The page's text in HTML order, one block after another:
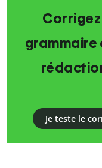
grammaire
Je teste le